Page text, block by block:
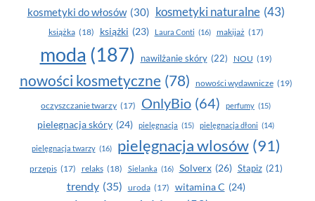
kosmetyki do włosów (30) kosmetyki naturalne (43)
książka (18) książki (23) Laura Conti (16) makijaż (17)
moda (187) nawilżanie skóry (22) NOU (19)
nowości kosmetyczne (78) nowości wydawnicze (19)
oczyszczanie twarzy (17) OnlyBio (64) perfumy (15)
pielegnacja skóry (24) pielęgnacja (15) pielęgnacja dłoni (14)
pielęgnacja twarzy (16) pielęgnacja wlosów (91)
przepis (17) relaks (18) Sielanka (16) Solverx (26) Stapiz (21)
trendy (35) uroda (17) witamina C (24)